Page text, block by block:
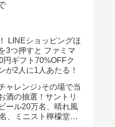
LINEショッピングほ
3つ押すと ファミマ
円ギフト70%OFFク
が2人に1人あたる！
ャレンジ♪その場で当
酒の抽選！サントリ
ール20万名、晴れ風
、ミニスト檸檬堂2